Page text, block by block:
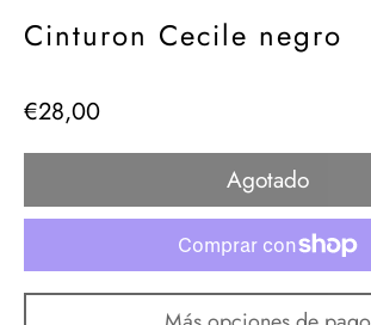
Cinturon Cecile negro
Precio
€28,00
Agotado